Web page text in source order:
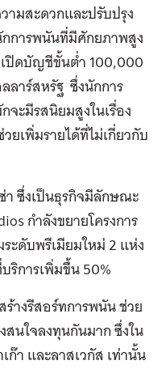
ามสะดวกและปรับปรุง
การพนันที่มีศักยภาพสูง
ปิดบัญชีขั้นต่ำ 100,000
ลาร์สหรัฐ ซึ่งนักการ
ะมีรสนิยมสูงในเรื่อง
ยเพิ่มรายได้ที่ไม่เกี่ยวกับ
า ซึ่งเป็นธุรกิจมีลักษณะ
กำลังขยายโครงการ
ะดับพรีเมียมใหม่ 2 แห่ง
ริการเพิ่มขึ้น 50%
ร้างรีสอร์ทการพนัน ช่วย
สนใจลงทุนกันมาก ซึ่งใน
ก๊า และลาสเวกัส เท่านั้น